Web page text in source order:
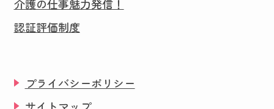
介護の仕事魅力発信！
認証評価制度
プライバシーポリシー